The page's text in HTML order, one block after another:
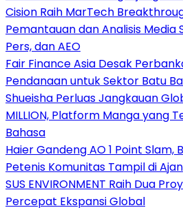
Cision Raih MarTech
Pemantauan dan Analisis Media
Pers, dan AEO
Fair Finance Asia Desak
Pendanaan untuk Sektor Batu
Shueisha Perluas Jangkauan
MILLION, Platform Manga yang
Bahasa
Haier Gandeng AO 1 Point Slam,
Petenis Komunitas Tampil di
SUS ENVIRONMENT Raih Dua
Percepat Ekspansi Global